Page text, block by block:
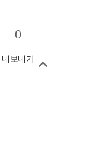
0
내보내기